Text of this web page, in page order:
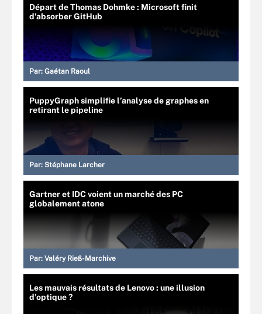
Départ de Thomas Dohmke : Microsoft finit
d'absorber GitHub
Par: Gaétan Raoul
PuppyGraph simplifie l’analyse de graphes en
retirant le pipeline
Par: Stéphane Larcher
Gartner et IDC voient un marché des PC
globalement atone
Par: Valéry Rieß-Marchive
Les mauvais résultats de Lenovo : une illusion
d’optique ?